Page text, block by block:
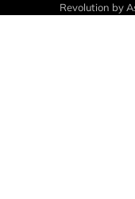
Revolution by